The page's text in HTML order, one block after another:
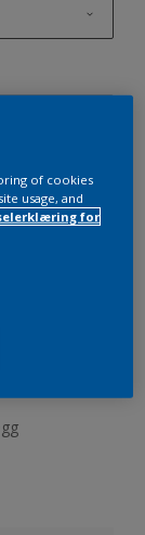
of cookies
usage, and
for